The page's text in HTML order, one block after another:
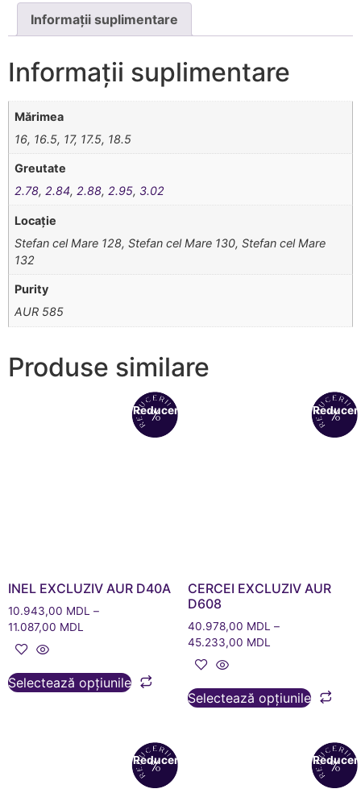
Informații suplimentare
Informații suplimentare
Mărimea
16, 16.5, 17, 17.5, 18.5
Greutate
2.78, 2.84, 2.88, 2.95, 3.02
Locație
Stefan cel Mare 128, Stefan cel Mare 130, Stefan cel Mare
132
Purity
AUR 585
Produse similare
Reduceri!
INEL EXCLUZIV AUR D40A
10.943,00 MDL –
11.087,00 MDL
Selectează opțiunile
CERCEI EXCLUZIV AUR
D608
40.978,00 MDL –
45.233,00 MDL
Selectează opțiunile
Reduceri!